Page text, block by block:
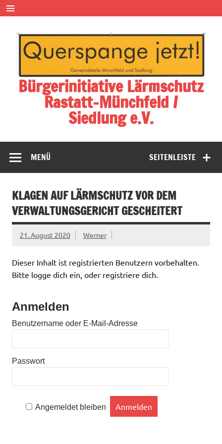
Zum
Inhalt
springen
Bürgerinitiative Lärmschutz
Rastatt-Münchfeld /
Siedlung e.V.
SEITENLEISTE
MENÜ
KLAGEN AUF LÄRMSCHUTZ VOR DEM
VERWALTUNGSGERICHT GESCHEITERT
21. August 2020 Werner
Dieser Inhalt ist registrierten Benutzern vorbehalten.
Bitte logge dich ein, oder registriere dich.
Anmelden
Benutzername oder E-Mail-Adresse
Passwort
Angemeldet bleiben